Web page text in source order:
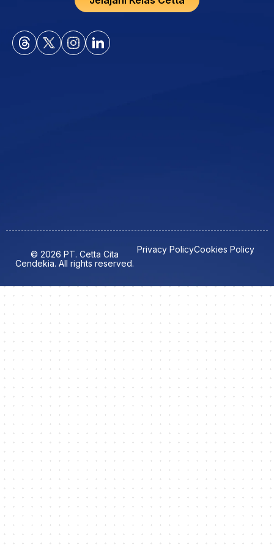
© 2026 PT. Cetta Cita
Cendekia. All rights reserved.
Privacy PolicyCookies Policy